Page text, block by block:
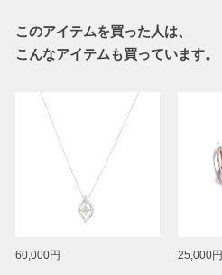
このアイテムを買った人は、
こんなアイテムも買っています。
60,000円 25,000円